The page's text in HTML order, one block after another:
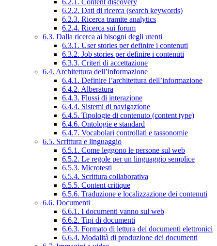
6.2.2. Dati di ricerca (search keywords)
6.2.3. Ricerca tramite analytics
6.2.4. Ricerca sui forum
6.3. Dalla ricerca ai bisogni degli utenti
6.3.1. User stories per definire i contenuti
6.3.2. Job stories per definire i contenuti
6.3.3. Criteri di accettazione
6.4. Architettura dell’informazione
6.4.1. Definire l’architettura dell’informazione
6.4.2. Alberatura
6.4.3. Flussi di interazione
6.4.4. Sistemi di navigazione
6.4.5. Tipologie di contenuto (content type)
6.4.6. Ontologie e standard
6.4.7. Vocabolari controllati e tassonomie
6.5. Scrittura e linguaggio
6.5.1. Come leggono le persone sul web
6.5.2. Le regole per un linguaggio semplice
6.5.3. Microtesti
6.5.4. Scrittura collaborativa
6.5.5. Content critique
6.5.6. Traduzione e localizzazione dei contenuti
6.6. Documenti
6.6.1. I documenti vanno sul web
6.6.2. Tipi di documenti
6.6.3. Formato di lettura dei documenti elettronici
6.6.4. Modalità di produzione dei documenti